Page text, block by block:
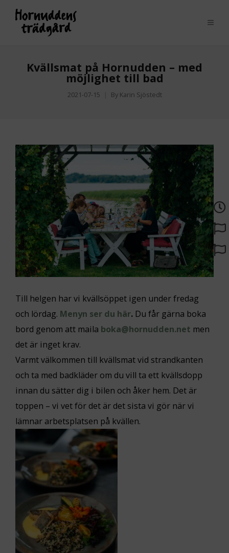
Kvällsmat på Hornudden – med
möjlighet till bad
2021-07-15 By Karin Sjöstedt
Till helgen har vi kvällsöppet igen under fredag
och lördag. Menyn ser du här. Du får gärna boka
bord genom att maila boka@hornudden.net men
det är inget krav.
Varmt välkommen till kvällsmat vid strandkanten
och ta med badkläder om du vill ta ett kvällsdopp
innan du sätter dig i bilen och åker hem. Det är
toppen – vi vet för det är det sista vi gör när vi
lämnar arbetsplatsen på kvällen.